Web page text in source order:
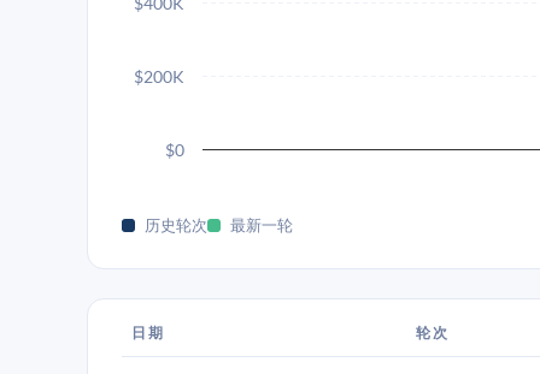
$0
$200K
历史轮次 最新一轮
日期 轮次